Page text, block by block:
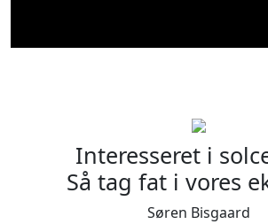
Interesseret i
Så tag fat i vores
Søren Bisgaard